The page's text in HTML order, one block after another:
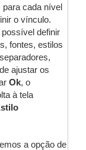
para cada nível
o vínculo.
definir
fontes, estilos
ajustar os
Ok, o
à tela
a opção de